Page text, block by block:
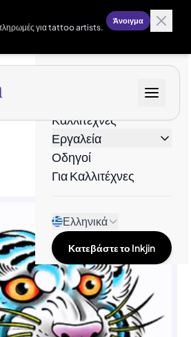
πληρωμές για tattoo artists.
Άνοιγμα
Καλλιτέχνες
Εργαλεία
Οδηγοί
Για Καλλιτέχνες
Ελληνικά
Κατεβάστε το Inkjin